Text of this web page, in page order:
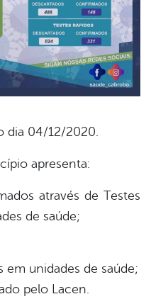
dia 04/12/2020.
apresenta:
através de Testes
de saúde;
em unidades de saúde;
pelo Lacen.